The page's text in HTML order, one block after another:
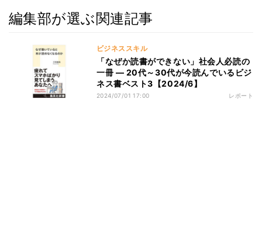
編集部が選ぶ関連記事
ビジネススキル
「なぜか読書ができない」社会人必読の
一冊 ― 20代～30代が今読んでいるビジ
ネス書ベスト3【2024/6】
2024/07/01 17:00 レポート